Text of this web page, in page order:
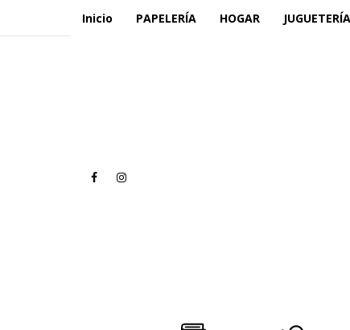
Inicio PAPELERÍA HOGAR JUGUETERÍA